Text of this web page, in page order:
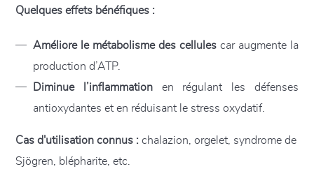
Quelques effets bénéfiques :
Améliore le métabolisme des cellulescar augmente la
production d’ATP.
Diminue l’inflammation en régulant les défenses
antioxydantes et en réduisant le stress oxydatif.
Cas d'utilisation connus : chalazion, orgelet, syndrome de
Sjögren, blépharite, etc.